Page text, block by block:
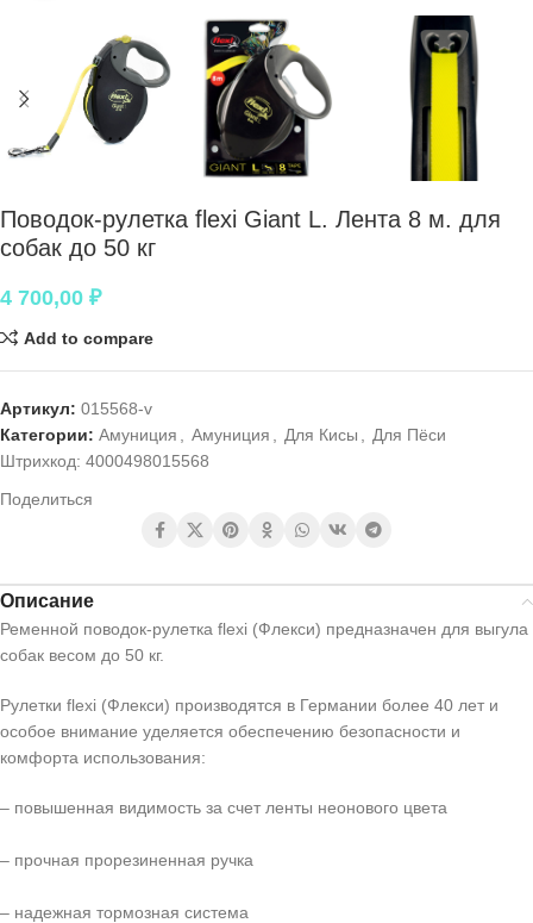
Поводок-рулетка flexi Giant L. Лента 8 м. для
собак до 50 кг
4 700,00 ₽
Add to compare
Артикул: 015568-v
Категории: Амуниция Амуниция Для Кисы
Для Пёси
Штрихкод: 4000498015568
Поделиться
Описание
Ременной поводок-рулетка flexi (Флекси) предназначен для выгула
собак весом до 50 кг.
Рулетки flexi (Флекси) производятся в Германии более 40 лет и
особое внимание уделяется обеспечению безопасности и
комфорта использования:
– повышенная видимость за счет ленты неонового цвета
– прочная прорезиненная ручка
– надежная тормозная система